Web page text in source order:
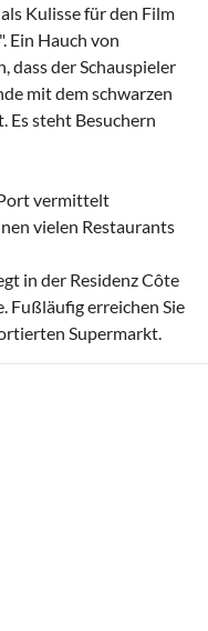
als Kulisse für den Film
Ein Hauch von
dass der Schauspieler
mit dem schwarzen
Es steht Besuchern
vermittelt
vielen Restaurants
in der Residenz Côte
Fußläufig erreichen Sie
Supermarkt.